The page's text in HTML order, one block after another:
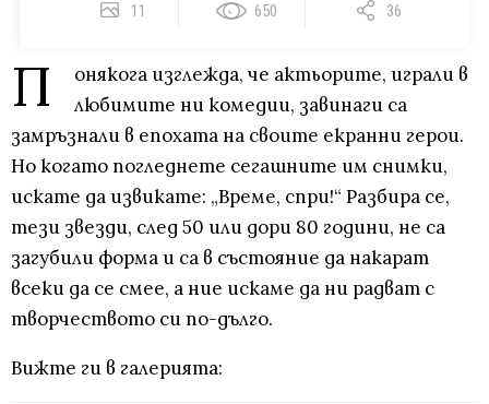
11 650 36
П
онякога изглежда, че актьорите, играли в
любимите ни комедии, завинаги са
замръзнали в епохата на своите екранни герои.
Но когато погледнете сегашните им снимки,
искате да извикате: „Време, спри!“ Разбира се,
тези звезди, след 50 или дори 80 години, не са
загубили форма и са в състояние да накарат
всеки да се смее, а ние искаме да ни радват с
творчеството си по-дълго.
Вижте ги в галерията: